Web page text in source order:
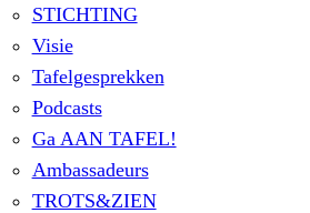
STICHTING
Visie
Tafelgesprekken
Podcasts
Ga AAN TAFEL!
Ambassadeurs
TROTS&ZIEN